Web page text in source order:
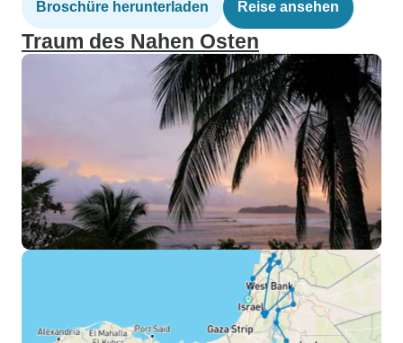
Broschüre herunterladen Reise ansehen
Traum des Nahen Osten